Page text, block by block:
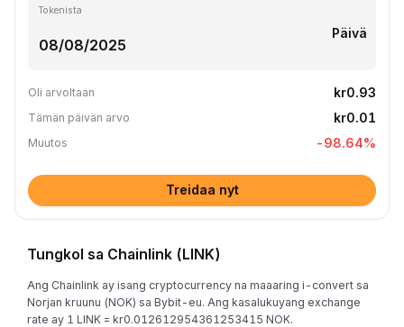
Tokenista
Päivä
Oli arvoltaan kr0.93
Tämän päivän arvo kr0.01
Muutos -98.64%
Treidaa nyt
Tungkol sa Chainlink (LINK)
Ang Chainlink ay isang cryptocurrency na maaaring i-convert sa
Norjan kruunu (NOK) sa Bybit-eu. Ang kasalukuyang exchange
rate ay 1 LINK = kr0.012612954361253415 NOK.